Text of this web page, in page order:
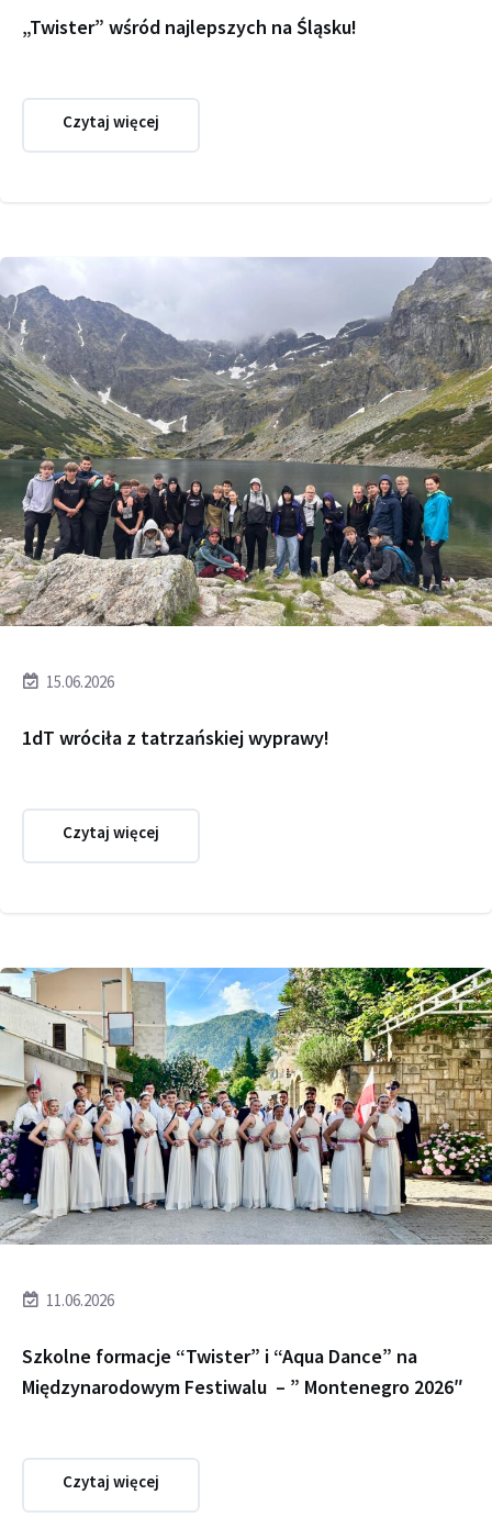
„Twister” wśród najlepszych na Śląsku!
Czytaj więcej
15.06.2026
1dT wróciła z tatrzańskiej wyprawy!
Czytaj więcej
11.06.2026
Szkolne formacje “Twister” i “Aqua Dance” na
Międzynarodowym Festiwalu – ” Montenegro 2026″
Czytaj więcej